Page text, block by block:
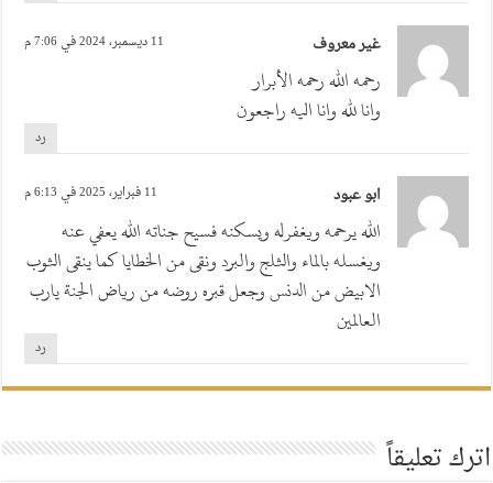
غير معروف 11 ديسمبر، 2024 في 7:06 م
رحمه الله رحمه الأبرار
وانا لله وانا اليه راجعون
رد
ابو عبود 11 فبراير، 2025 في 6:13 م
الله يرحمه ويغفرله ويسكنه فسيح جناته الله يعفي عنه
ويغسله بالماء والثلج والبرد ونقى من الخطايا كما ينقى الثوب
الابيض من الدنس وجعل قبره روضه من رياض الجنة يارب
العالمين
رد
اترك تعليقاً